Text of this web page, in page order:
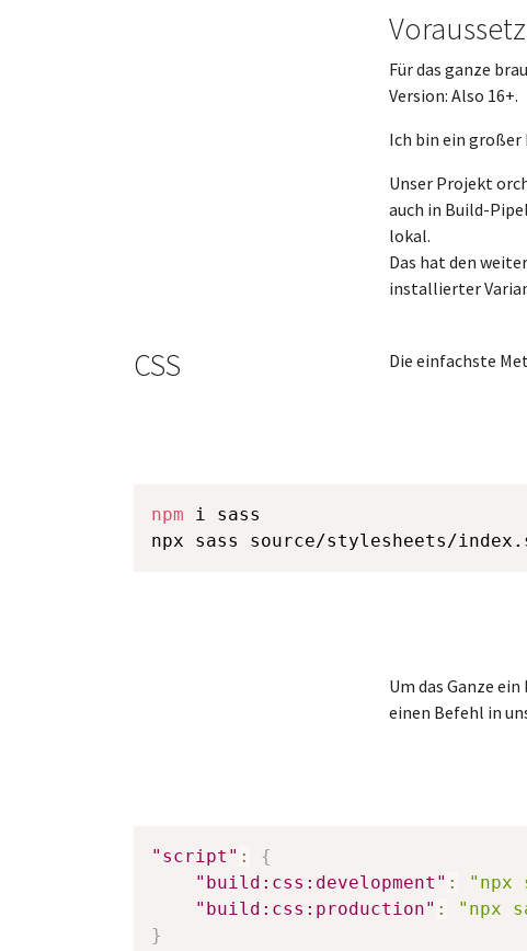
Für das ganze
Version: Also 16+.
Ich bin ein großer
Unser Projekt
auch in Build-
lokal.
Das hat den
installierter
CSS Die einfachste
npm i sass
Um das Ganze
einen Befehl in
"script" :
{
"build:css:development" : "npx
"build:css:production" : "npx
}